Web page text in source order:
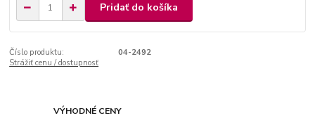
Pridať do košíka
Číslo produktu:
04-2492
Strážiť cenu / dostupnosť
VÝHODNÉ CENY